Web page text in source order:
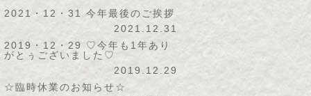
2021・12・31 今年最後のご挨拶
2021.12.31
2019・12・29 ♡今年も1年あり
がとぅございました♡
2019.12.29
☆臨時休業のお知らせ☆